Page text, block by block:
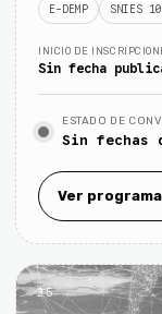
E-DEMP SNIES
INICIO DE
Sin fecha
ESTADO DE
Sin fechas
Ver programa
25